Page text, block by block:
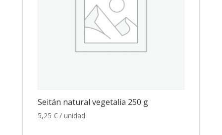
Seitán natural vegetalia 250 g
5,25 € / unidad